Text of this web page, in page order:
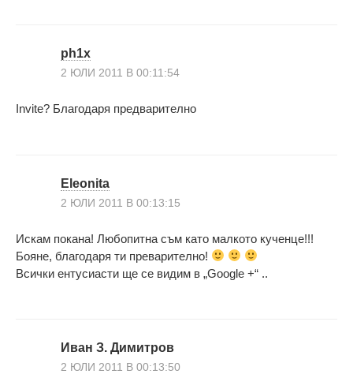
ph1x
2 ЮЛИ 2011 В 00:11:54
Invite? Благодаря предварително
Eleonita
2 ЮЛИ 2011 В 00:13:15
Искам покана! Любопитна съм като малкото кученце!!!
Бояне, благодаря ти преварително!
Всички ентусиасти ще се видим в „Google +“ ..
Иван З. Димитров
2 ЮЛИ 2011 В 00:13:50